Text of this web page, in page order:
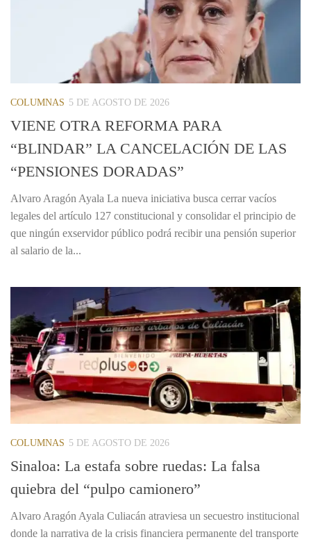
COLUMNAS 5 DE AGOSTO DE 2026
VIENE OTRA REFORMA PARA
“BLINDAR” LA CANCELACIÓN DE LAS
“PENSIONES DORADAS”
Alvaro Aragón Ayala La nueva iniciativa busca cerrar vacíos
legales del artículo 127 constitucional y consolidar el principio de
que ningún exservidor público podrá recibir una pensión superior
al salario de la...
COLUMNAS 5 DE AGOSTO DE 2026
Sinaloa: La estafa sobre ruedas: La falsa
quiebra del “pulpo camionero”
Alvaro Aragón Ayala Culiacán atraviesa un secuestro institucional
donde la narrativa de la crisis financiera permanente del transporte